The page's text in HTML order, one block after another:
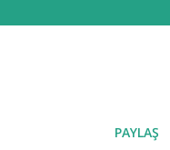
PAYLAŞ